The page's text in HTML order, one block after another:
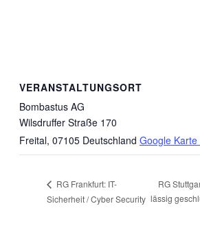
VERANSTALTUNGSORT
Bombastus AG
Wilsdruffer Straße 170
Freital, 07105 Deutschland Google
RG Frankfurt: IT-
Sicherheit / Cyber Security
RG
lässig